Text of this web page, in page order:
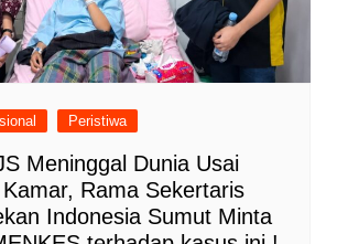
Peristiwa
Meninggal Dunia Usai
Rama Sekertaris
Indonesia Sumut Minta